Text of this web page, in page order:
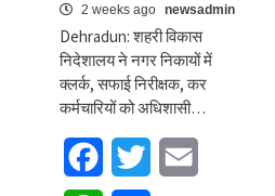
2 weeks ago newsadmin
Dehradun: शहरी विकास
निदेशालय ने नगर निकायों में
क्लर्क, सफाई निरीक्षक, कर
कर्मचारियों को अधिशासी…
FacebookTwitter